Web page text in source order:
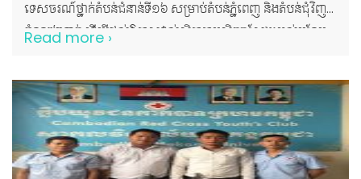
ទេសចរណ៍ថា្នក់តំបន់ជំនាន់ទី១៦ សម្រាប់តំបន់ភ្នំពេញ និងតំបន់ជុំវិញ
ចំនួន៧៣នាក់ ដើម្បីផ្តល់ឱកាសដល់សិក្ខាកាមសិក្សាស្វែងយល់បន្ថែម
Read more ›